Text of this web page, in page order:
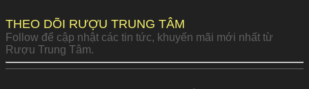
THEO DÕI RƯỢU TRUNG TÂM
Follow để cập nhật các tin tức, khuyến mãi mới nhất từ
Rượu Trung Tâm.